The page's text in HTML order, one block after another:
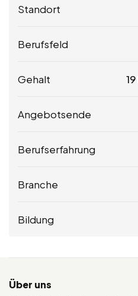
Standort
Berufsfeld
Gehalt 19
Angebotsende
Berufserfahrung
Branche
Bildung
Über uns